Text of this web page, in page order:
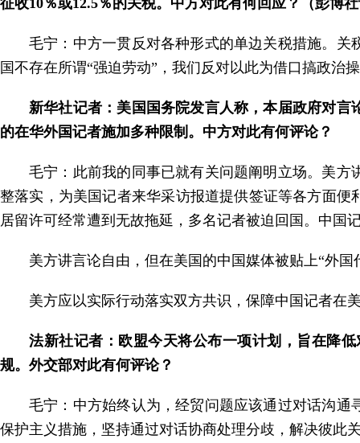
征收10％或12.5％的关税。中方对此有何回应？（彭博
毛宁：中方一贯反对各种形式的单边关税措施。
国不存在所谓“强迫劳动”，我们反对以此为借口搞政治
新华社记者：美国国务院发言人称，本届政府对
的在华外国记者施加多种限制。中方对此有何评论？
毛宁：此前我的同事已就有关问题阐明立场。美
整落实，为美国记者来华采访报道提供签证等各方面
居留许可经常遭到无故拖延，多名记者被迫回国。中国
美方讲言论自由，但在美国的中国媒体被贴上“外
美方应以实际行动落实双方共识，保障中国记者在
法新社记者：欧盟今天将公布一项计划，旨在降
规。外交部对此有何评论？
毛宁：中方始终认为，经贸问题应该通过对话沟
保护主义措施，坚持通过对话协商处理分歧，解决彼此